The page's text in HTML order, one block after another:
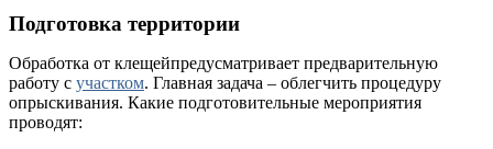
Подготовка территории
Обработка от клещейпредусматривает предварительную
работу с участком. Главная задача – облегчить процедуру
опрыскивания. Какие подготовительные мероприятия
проводят: